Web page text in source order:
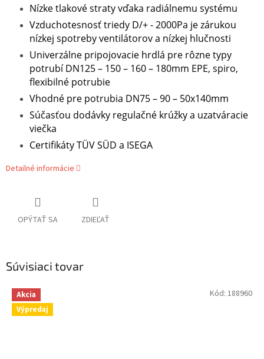
Nízke tlakové straty vďaka radiálnemu systému
Vzduchotesnosť triedy D/+ - 2000Pa je zárukou
nízkej spotreby ventilátorov a nízkej hlučnosti
Univerzálne pripojovacie hrdlá pre rôzne typy
potrubí DN125 – 150 – 160 – 180mm EPE, spiro,
flexibilné potrubie
Vhodné pre potrubia DN75 – 90 – 50x140mm
Súčasťou dodávky regulačné krúžky a uzatváracie
viečka
Certifikáty TÜV SÜD a ISEGA
Detailné informácie
OPÝTAŤ SA ZDIEĽAŤ
Súvisiaci tovar
Akcia
Výpredaj
Kód: 188960